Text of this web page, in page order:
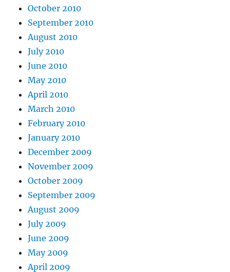
October 2010
September 2010
August 2010
July 2010
June 2010
May 2010
April 2010
March 2010
February 2010
January 2010
December 2009
November 2009
October 2009
September 2009
August 2009
July 2009
June 2009
May 2009
April 2009